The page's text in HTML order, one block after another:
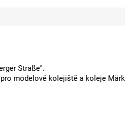
Straße".
modelové kolejiště a koleje